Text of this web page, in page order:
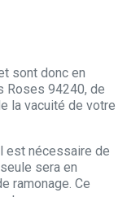
sont donc en
Roses 94240, de
la vacuité de votre
est nécessaire de
sera en
ramonage. Ce